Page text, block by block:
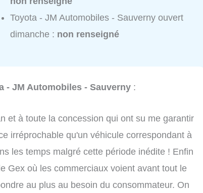
Toyota - JM Automobiles - Sauverny ouvert
dimanche : non renseigné
- JM Automobiles - Sauverny :
et à toute la concession qui ont su me garantir
irréprochable qu'un véhicule correspondant à
les temps malgré cette période inédite ! Enfin
Gex où les commerciaux voient avant tout le
au plus au besoin du consommateur. On